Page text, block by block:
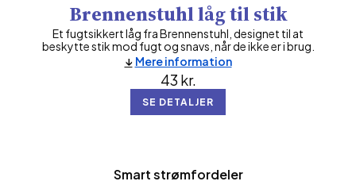
Brennenstuhl låg til stik
Et fugtsikkert låg fra Brennenstuhl, designet til at
beskytte stik mod fugt og snavs, når de ikke er i brug.
43 kr.
SE DETALJER
Mere information
Smart strømfordeler